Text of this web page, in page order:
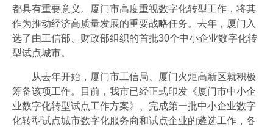
都具有重要意义。厦门市高度重视数字化转型工作，将其
作为推动经济高质量发展的重要战略任务。去年，厦门入
选了由工信部、财政部组织的首批30个中小企业数字化转
型试点城市。
从去年开始，厦门市工信局、厦门火炬高新区就积极
筹备该项工作。目前，我市已经正式印发《厦门市中小企
业数字化转型试点工作方案》、完成第一批中小企业数字
化转型试点城市数字化服务商和试点企业的遴选工作，各